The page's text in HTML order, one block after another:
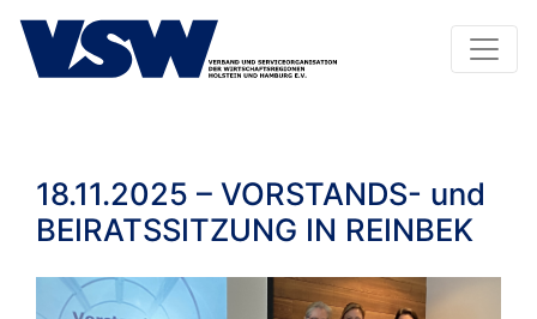
18.11.2025 – VORSTANDS- und
BEIRATSSITZUNG IN REINBEK